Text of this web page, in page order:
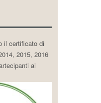
il certificato di
2015, 2016
ai